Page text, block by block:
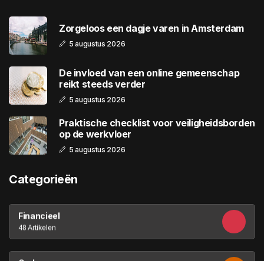
Zorgeloos een dagje varen in Amsterdam
5 augustus 2026
De invloed van een online gemeenschap
reikt steeds verder
5 augustus 2026
Praktische checklist voor veiligheidsborden
op de werkvloer
5 augustus 2026
Categorieën
Financieel
48 Artikelen